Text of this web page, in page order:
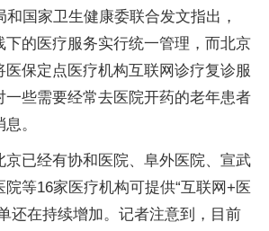
国家卫生健康委联合发文指出，
下的医疗服务实行统一管理，而北京
医保定点医疗机构互联网诊疗复诊服
一些需要经常去医院开药的老年患者
。
京已经有协和医院、阜外医院、宣武
院等16家医疗机构可提供“互联网+医
还在持续增加。记者注意到，目前